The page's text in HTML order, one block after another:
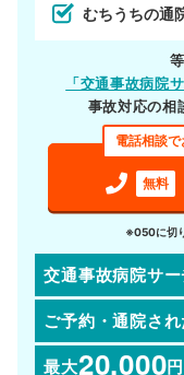
むちうちの通
「交通事故病院
事故対応の相
電話相談
無料
※050に切
交通事故病院サ
ご予約・通院さ
最大20,000円